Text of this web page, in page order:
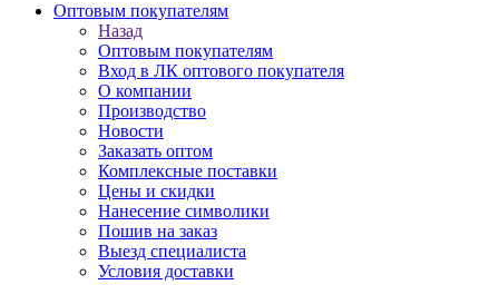
Оптовым покупателям
Назад
Оптовым покупателям
Вход в ЛК оптового покупателя
О компании
Производство
Новости
Заказать оптом
Комплексные поставки
Цены и скидки
Нанесение символики
Пошив на заказ
Выезд специалиста
Условия доставки